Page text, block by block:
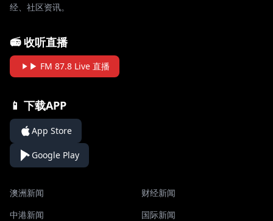
经、社区资讯。
📻 收听直播
▶ FM 87.8 Live 直播
📱 下载APP
App Store
Google Play
澳洲新闻
财经新闻
中港新闻
国际新闻